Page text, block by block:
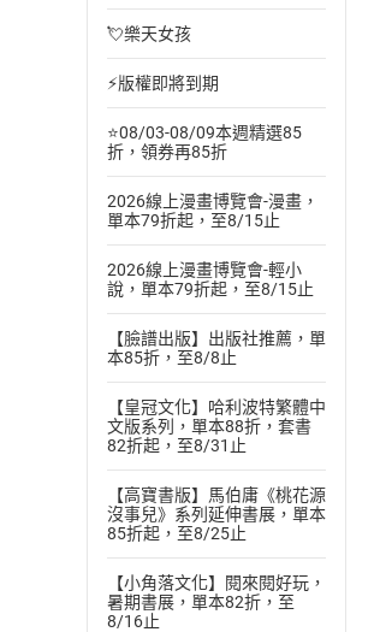
💘樂天女孩
⚡版權即將到期
⭐08/03-08/09本週精選85
折，領券再85折
2026線上漫畫博覽會-漫畫，
單本79折起，至8/15止
2026線上漫畫博覽會-輕小
說，單本79折起，至8/15止
【臉譜出版】出版社推薦，單
本85折，至8/8止
【皇冠文化】哈利波特繁體中
文版系列，單本88折，套書
82折起，至8/31止
【高寶書版】馬伯庸《桃花源
沒事兒》系列延伸書展，單本
85折起，至8/25止
【小角落文化】閱來閱好玩，
暑期書展，單本82折，至
8/16止